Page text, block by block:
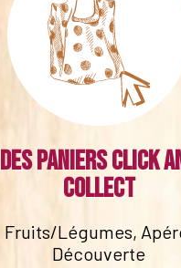
Des paniers click
collect
Fruits/Légumes,
Découverte